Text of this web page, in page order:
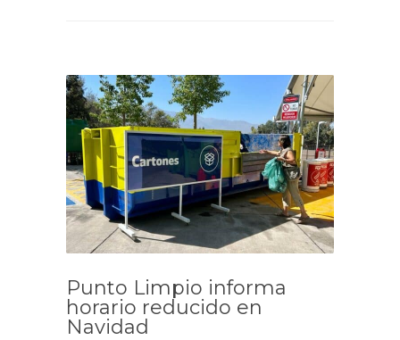
Punto Limpio informa
horario reducido en
Navidad